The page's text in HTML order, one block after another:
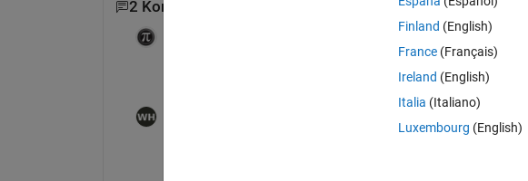
2 Kommentare
What is the distribution of points? Do you have an equation for
Finland (English)
France (Français)
Ireland (English)
Italia (Italiano)
Luxembourg (English)